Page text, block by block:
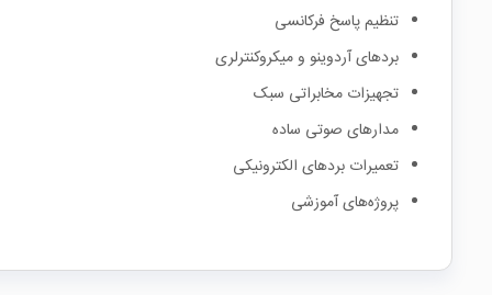
تنظیم پاسخ فرکانسی
بردهای آردوینو و میکروکنترلری
تجهیزات مخابراتی سبک
مدارهای صوتی ساده
تعمیرات بردهای الکترونیکی
پروژه‌های آموزشی